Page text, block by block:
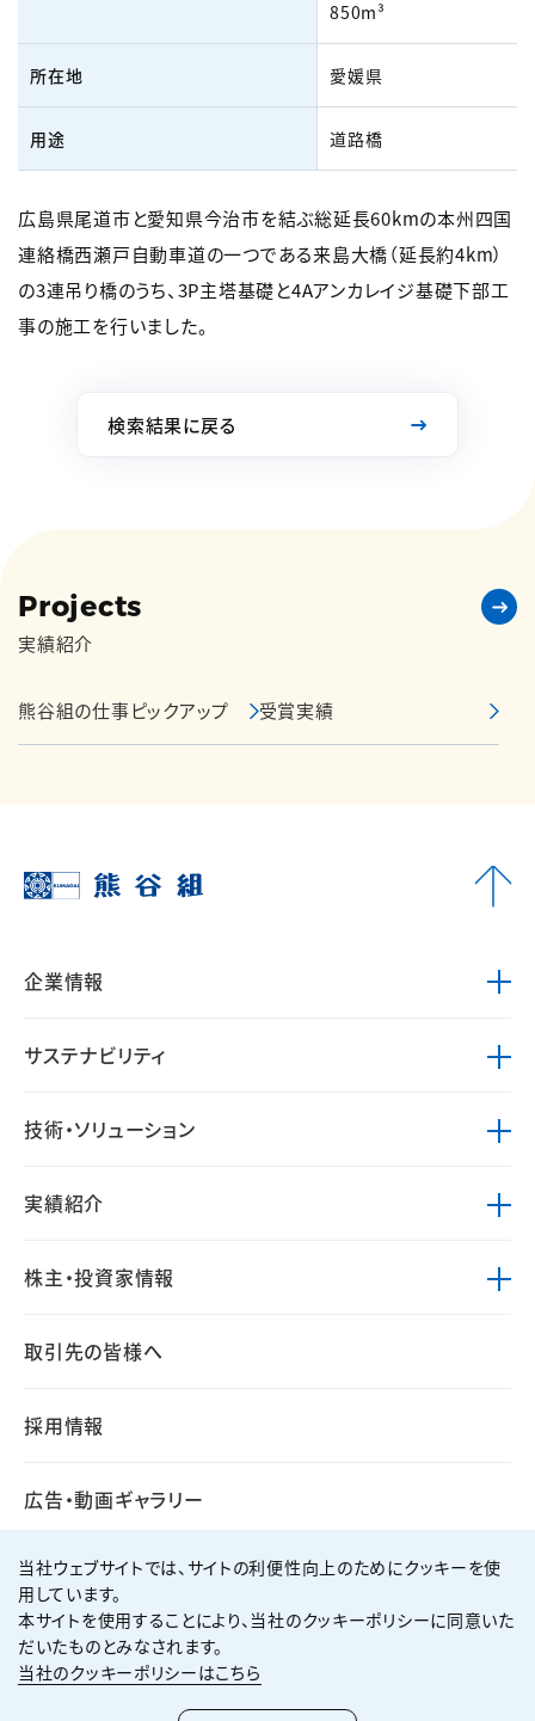
850m³
所在地 愛媛県
用途 道路橋
広島県尾道市と愛知県今治市を結ぶ総延長60kmの本州四国
連絡橋西瀬戸自動車道の一つである来島大橋（延長約4km）
の3連吊り橋のうち、3P主塔基礎と4Aアンカレイジ基礎下部工
事の施工を行いました。
検索結果に戻る
Projects
実績紹介
熊谷組の仕事ピックアップ 受賞実績
企業情報
サステナビリティ
技術・ソリューション
実績紹介
株主・投資家情報
取引先の皆様へ
採用情報
広告・動画ギャラリー
個人情報保護方針
サイト利用規約
サイトマップ
2026KUMAGAI GUMI CO.,LTD All Rights Reserved.
当社ウェブサイトでは、サイトの利便性向上のためにクッキーを使
用しています。
本サイトを使用することにより、当社のクッキーポリシーに同意いた
だいたものとみなされます。
当社のクッキーポリシーはこちら